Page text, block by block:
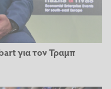
για τον Τραμπ